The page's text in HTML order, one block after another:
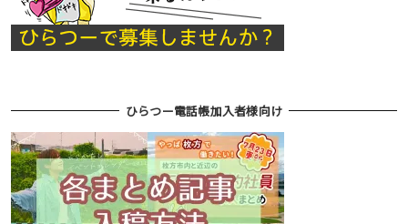
ひらつー電話帳加入者様向け